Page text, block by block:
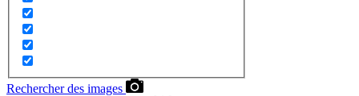
Rechercher des images